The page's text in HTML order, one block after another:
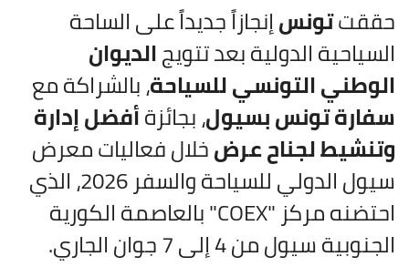
حققتتونسإنجازاً جديداً على الساحة
السياحية الدولية بعد تتويجالديوان
الوطني التونسي للسياحة، بالشراكة مع
سفارة تونس بسيول، بجائزةأفضل إدارة
وتنشيط لجناح عرضخلال فعاليات معرض
سيول الدولي للسياحة والسفر 2026، الذي
احتضنه مركز "COEX" بالعاصمة الكورية
الجنوبية سيول من 4 إلى 7 جوان الجاري.